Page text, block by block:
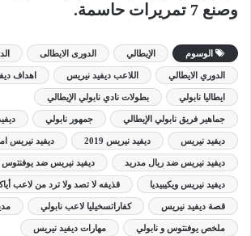
وصنع 7 تمريرات حاسمة.
الوسوم الإيطالي الدورى الايطالى
الدوري الايطالي اللاعب ديفيد نيريس اهداف
ايطاليا نابولي بطولات نادي نابولي الإيطالي
جماهير فريق نابولي الإيطالي جمهور نابولي
ديفيد نيريس ديفيد نيريس 2019 ديفيد نيريس
ديفيد نيريس ضد ريال مدريد ديفيد نيريس ضد يوفنتوس
ديفيد نيريس ويكيبيديا قذيفه لا تصد ولا ترد من لاعب
قصة ديفيد نيريس كفاراتسخيليا لاعب نابولي
ملخص يوفنتوس و نابولي مهارات ديفيد نيريس